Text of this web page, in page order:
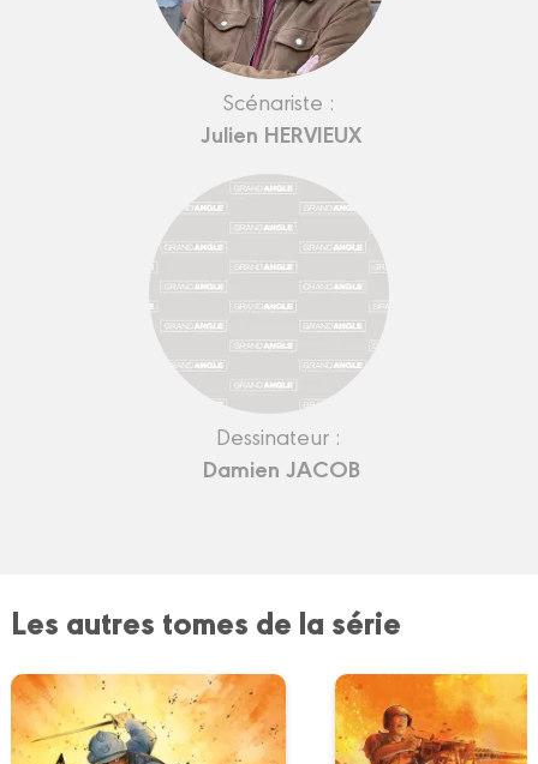
Scénariste :
Julien HERVIEUX
Dessinateur :
Damien JACOB
Les autres tomes de la série